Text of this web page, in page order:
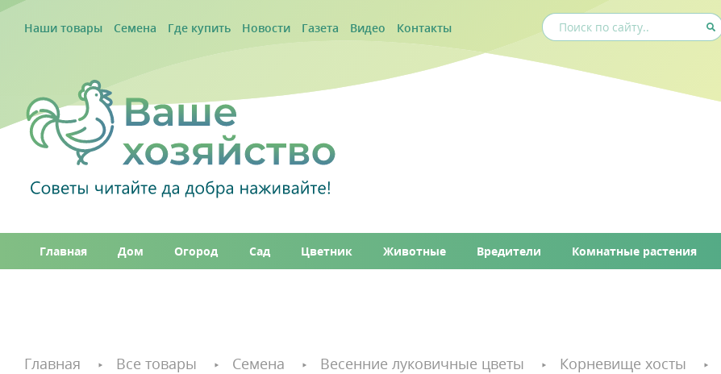
Наши товары Семена Где купить Новости Газета Видео Контакты
Главная Дом Огород Сад Цветник Животные Вредители Комнатные растения
Главная Все товары Семена Весенние луковичные цветы Корневище хосты